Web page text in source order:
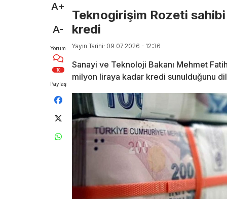
A+
A-
Yorum
10
Paylaş
Teknogirişim Rozeti
kredi
Yayın Tarihi: 09.07.2026 - 12:36
Sanayi ve Teknoloji Bakanı Mehmet
milyon liraya kadar kredi sunulduğunu